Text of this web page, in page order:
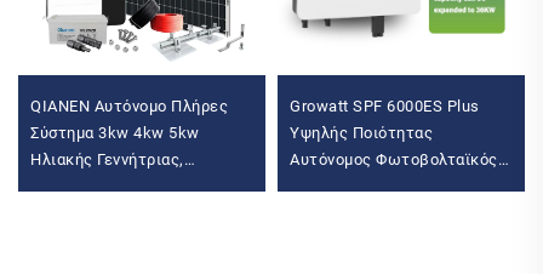
QIANEN Αυτόνομο Πλήρες
Σύστημα 3kw 4kw 5kw
Ηλιακής Γεννήτριας,
Growatt SPF 6000ES Plus
Υψηλής Ποιότητας
Αυτόνομος Φωτοβολταϊκός